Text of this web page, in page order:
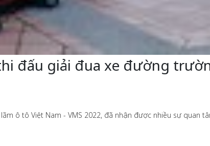
đấu giải đua xe đường
ô tô Việt Nam - VMS 2022, đã nhận được nhiều sự quan